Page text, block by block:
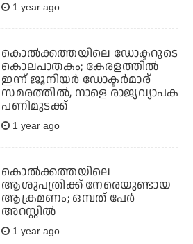
1 year ago
കൊല്‍ക്കത്തയിലെ ഡോക്ടറുടെ
കൊലപാതകം; കേരളത്തില്‍
ഇന്ന് ജൂനിയര്‍ ഡോക്ടര്‍മാര്
സമരത്തില്‍, നാളെ രാജ്യവ്യാപക
പണിമുടക്ക്
1 year ago
കൊല്‍ക്കത്തയിലെ
ആശുപത്രിക്ക് നേരെയുണ്ടായ
ആക്രമണം; ഒമ്പത് പേര്‍
അറസ്റ്റില്‍
1 year ago